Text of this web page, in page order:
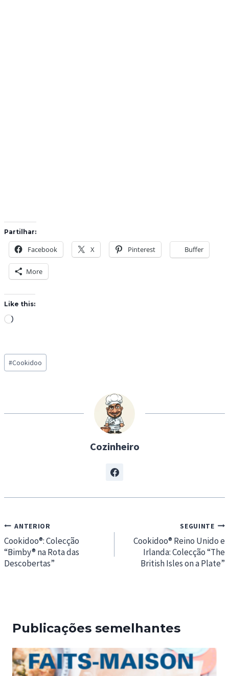
Partilhar:
Facebook X Pinterest Buffer
More
Like this:
L
d
i
…
Post
Tags:
#Cookidoo
Cozinheiro
Navegação
de
artigos
ANTERIOR
Cookidoo®: Colecção
“Bimby® na Rota das
Descobertas”
SEGUINTE
Cookidoo® Reino Unido e
Irlanda: Colecção “The
British Isles on a Plate”
Publicações semelhantes